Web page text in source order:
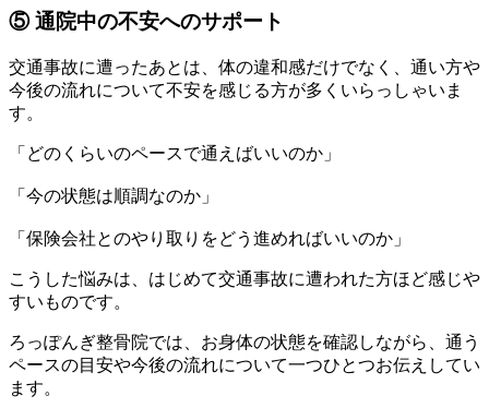
⑤ 通院中の不安へのサポート
交通事故に遭ったあとは、体の違和感だけでなく、通い方や
今後の流れについて不安を感じる方が多くいらっしゃいま
す。
「どのくらいのペースで通えばいいのか」
「今の状態は順調なのか」
「保険会社とのやり取りをどう進めればいいのか」
こうした悩みは、はじめて交通事故に遭われた方ほど感じや
すいものです。
ろっぽんぎ整骨院では、お身体の状態を確認しながら、通う
ペースの目安や今後の流れについて一つひとつお伝えしてい
ます。